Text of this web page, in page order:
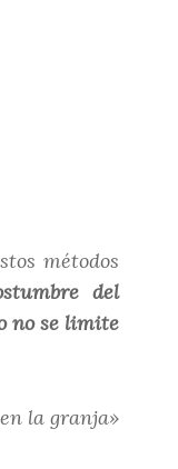
métodos
del
no se limite
la granja»